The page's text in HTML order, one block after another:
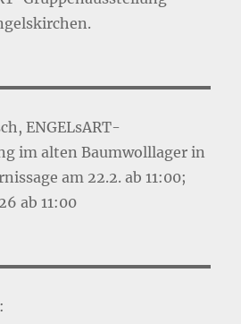
ENGELsART-
im alten Baumwolllager in
am 22.2. ab 11:00;
ab 11:00